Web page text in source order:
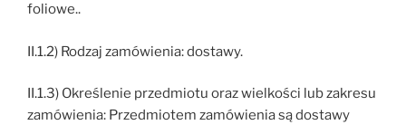
foliowe..
II.1.2) Rodzaj zamówienia: dostawy.
II.1.3) Określenie przedmiotu oraz wielkości lub zakresu
zamówienia: Przedmiotem zamówienia są dostawy